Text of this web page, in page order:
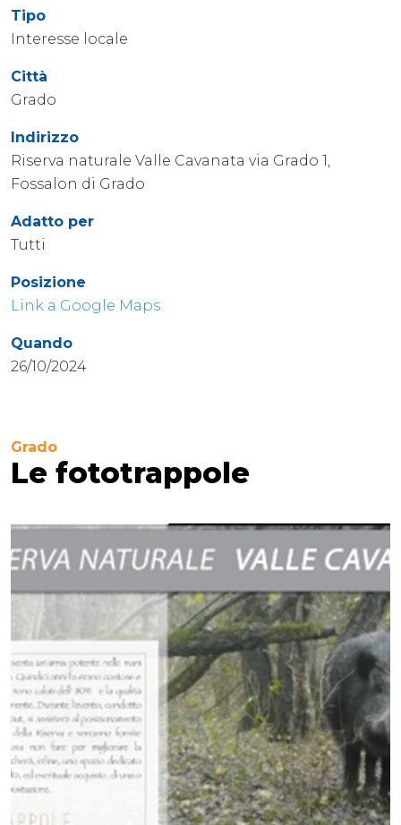
Tipo
Interesse locale
Città
Grado
Indirizzo
Riserva naturale Valle Cavanata via Grado 1,
Fossalon di Grado
Adatto per
Tutti
Posizione
Link a Google Maps
Quando
26/10/2024
Grado
Le fototrappole